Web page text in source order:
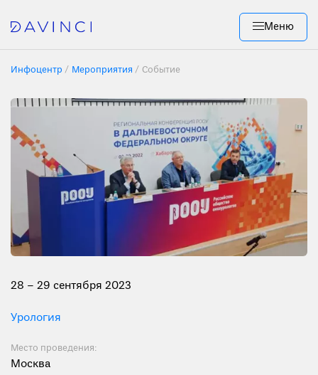
Меню
Инфоцентр Мероприятия Событие
28 – 29 сентября 2023
Урология
Место проведения:
Москва